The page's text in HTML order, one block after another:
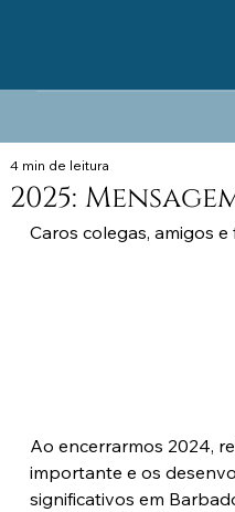
2025:
4 min de leitura
Caros colegas, amigos e
Ao encerrarmos 2024,
importante e os
significativos em